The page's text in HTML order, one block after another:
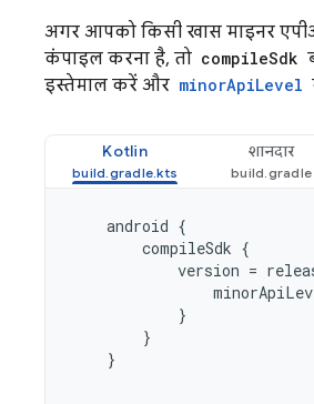
अगर आपको किसी खास माइनर
कंपाइल करना है, तो compileSdk
इस्तेमाल करें और minorApiLevel
Kotlin शानदार
android {
compileSdk {
version =
}
}
}